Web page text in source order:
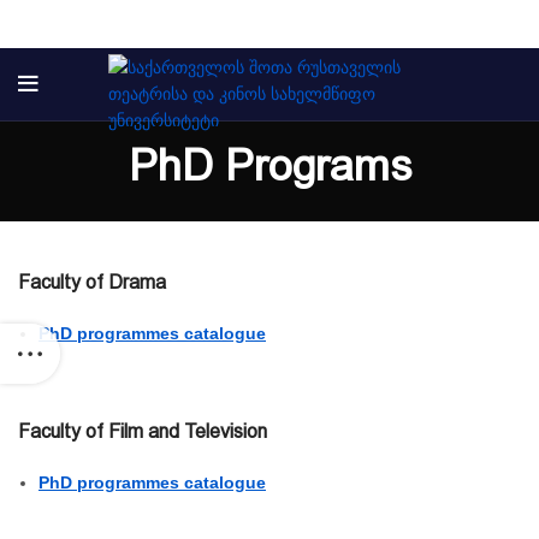
PhD Programs
Faculty of Drama
PhD programmes catalogue
Faculty of Film and Television
PhD programmes catalogue